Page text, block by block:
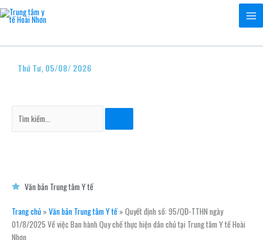
Nhảy
tới
dung
Thứ Tư, 05/08/ 2026
kiếm
Văn bản Trung tâm Y tế
Trang chủ » Văn bản Trung tâm Y tế» Quyết định số: 95/QĐ-TTHN ngày
01/8/2025 Về việc Ban hành Quy chế thực hiện dân chủ tại Trung tâm Y tế Hoài
Nhơn